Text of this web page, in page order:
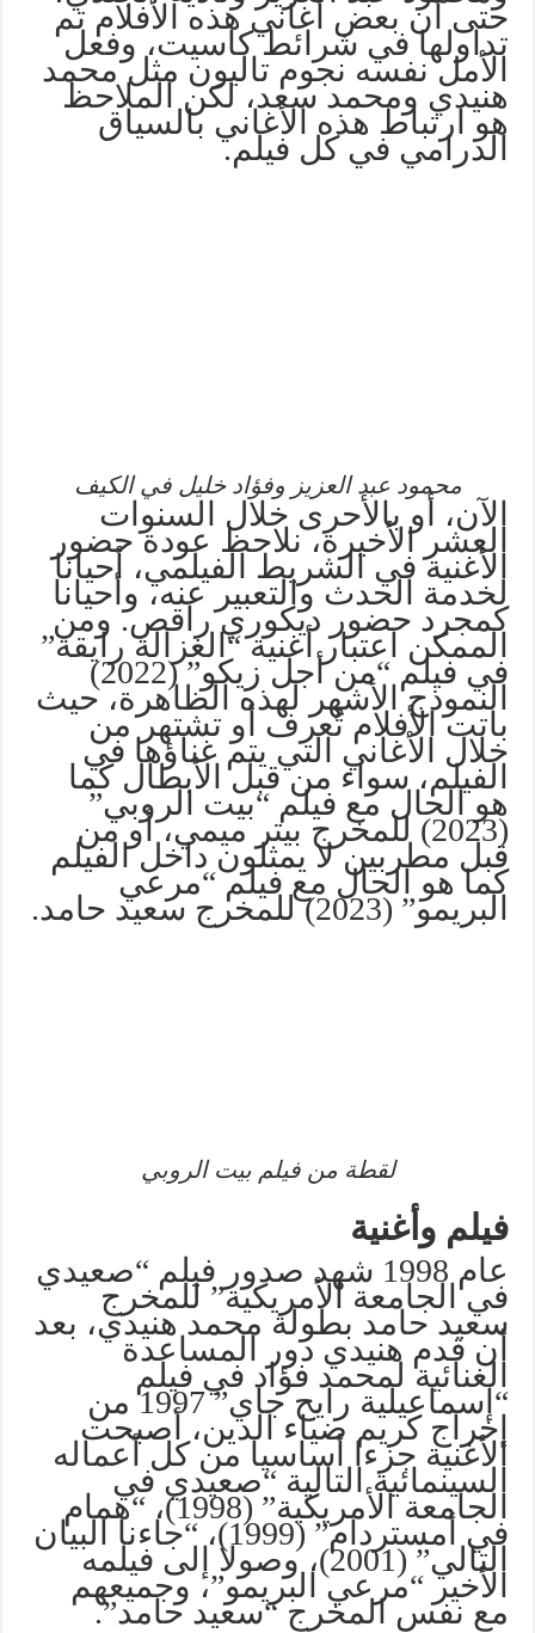
حتى أن بعض أغاني هذه الأفلام تم
تداولها في شرائط كاسيت، وفعل
الأمل نفسه نجوم تاليون مثل محمد
هنيدي ومحمد سعد، لكن الملاحظ
هو ارتباط هذه الأغاني بالسياق
الدرامي في كل فيلم.
محمود عبد العزيز وفؤاد خليل في الكيف
الآن، أو بالأحرى خلال السنوات
العشر الأخيرة، نلاحظ عودة حضور
الأغنية في الشريط الفيلمي، أحيانا
لخدمة الحدث والتعبير عنه، وأحيانا
كمجرد حضور ديكوري راقص. ومن
الممكن اعتبار أغنية “الغزالة رايقة”
في فيلم “من أجل زيكو” (2022)
النموذج الأشهر لهذه الظاهرة، حيث
باتت الأفلام تُعرف أو تشتهر من
خلال الأغاني التي يتم غناؤها في
الفيلم، سواء من قبل الأبطال كما
هو الحال مع فيلم “بيت الروبي”
(2023) للمخرج بيتر ميمي، أو من
قبل مطربين لا يمثلون داخل الفيلم
كما هو الحال مع فيلم “مرعي
البريمو” (2023) للمخرج سعيد حامد.
لقطة من فيلم بيت الروبي
فيلم وأغنية
عام 1998 شهد صدور فيلم “صعيدي
في الجامعة الأمريكية” للمخرج
سعيد حامد بطولة محمد هنيدي، بعد
أن قدم هنيدي دور المساعدة
الغنائية لمحمد فؤاد في فيلم
“إسماعيلية رايح جاي” 1997 من
إخراج كريم ضياء الدين، أصبحت
الأغنية جزءا أساسيا من كل أعماله
السينمائية التالية “صعيدي في
الجامعة الأمريكية” (1998)، “همام
في أمستردام” (1999)، “جاءنا البيان
التالي” (2001)، وصولا إلى فيلمه
الأخير “مرعي البريمو”، وجميعهم
مع نفس المخرج “سعيد حامد”.